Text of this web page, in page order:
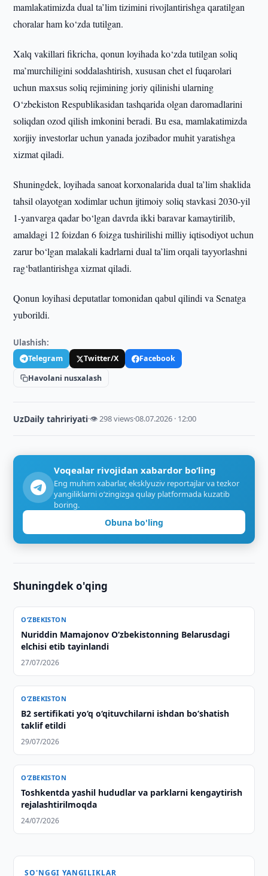
mamlakatimizda dual ta’lim tizimini rivojlantirishga qaratilgan
choralar ham ko‘zda tutilgan.
Xalq vakillari fikricha, qonun loyihada ko‘zda tutilgan soliq
ma’murchiligini soddalashtirish, xususan chet el fuqarolari
uchun maxsus soliq rejimining joriy qilinishi ularning
O‘zbekiston Respublikasidan tashqarida olgan daromadlarini
soliqdan ozod qilish imkonini beradi. Bu esa, mamlakatimizda
xorijiy investorlar uchun yanada jozibador muhit yaratishga
xizmat qiladi.
Shuningdek, loyihada sanoat korxonalarida dual ta’lim shaklida
tahsil olayotgan xodimlar uchun ijtimoiy soliq stavkasi 2030-yil
1-yanvarga qadar bo‘lgan davrda ikki baravar kamaytirilib,
amaldagi 12 foizdan 6 foizga tushirilishi milliy iqtisodiyot uchun
zarur bo‘lgan malakali kadrlarni dual ta’lim orqali tayyorlashni
rag‘batlantirishga xizmat qiladi.
Qonun loyihasi deputatlar tomonidan qabul qilindi va Senatga
yuborildi.
Ulashish:
Telegram Twitter/X
Facebook
Havolani nusxalash
UzDaily tahririyati·👁 298 views·08.07.2026 · 12:00
Voqealar rivojidan xabardor bo‘ling
Eng muhim xabarlar, eksklyuziv reportajlar va tezkor
yangiliklarni o‘zingizga qulay platformada kuzatib
boring.
Obuna bo'ling
Shuningdek o'qing
O‘ZBEKISTON
Nuriddin Mamajonov O‘zbekistonning Belarusdagi
elchisi etib tayinlandi
27/07/2026
O‘ZBEKISTON
B2 sertifikati yo‘q o‘qituvchilarni ishdan bo‘shatish
taklif etildi
29/07/2026
O‘ZBEKISTON
Toshkentda yashil hududlar va parklarni kengaytirish
rejalashtirilmoqda
24/07/2026
SO'NGGI YANGILIKLAR